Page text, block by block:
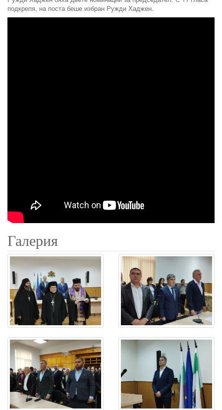
подкрепя, на поста беше избран Ружди Хаджен.
Галерия